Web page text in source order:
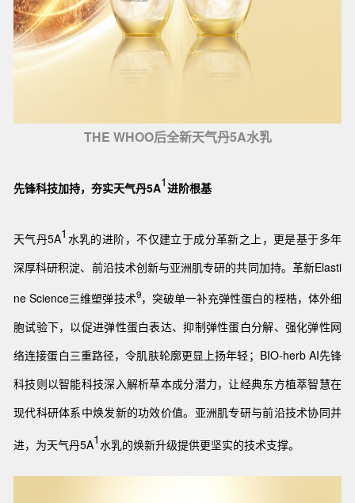
THE WHOO后全新天气丹5A水乳
先锋科技加持，夯实天气丹5A1进阶根基
天气丹5A1 水乳的进阶，不仅建立于成分革新之上，更是基于多年
深厚科研积淀、前沿技术创新与亚洲肌专研的共同加持。革新Elasti
ne Science三维塑弹技术9，突破单一补充弹性蛋白的桎梏，体外细
胞试验下，以促进弹性蛋白表达、抑制弹性蛋白分解、强化弹性网
络连接蛋白三重路径，令肌肤轮廓更显上扬年轻；BIO-herb AI先锋
科技则以智能科技深入解析草本成分潜力，让经典东方植萃智慧在
现代科研体系中焕发新的功效价值。亚洲肌专研与前沿技术协同并
进，为天气丹5A1水乳的焕新升级提供更坚实的技术支撑。